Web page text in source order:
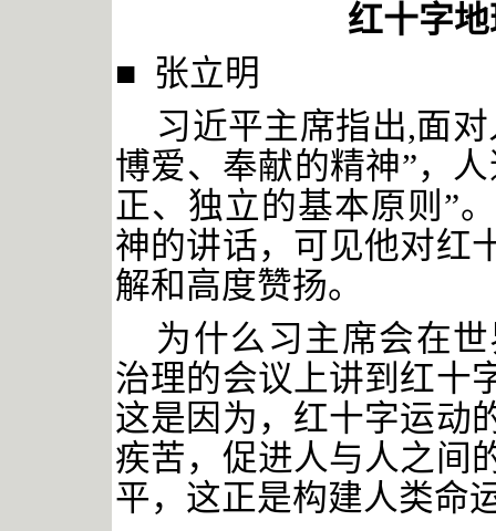
红十字
■ 张立明
习近平主席指出,面
博爱、奉献的精神”，
正、独立的基本原则”
神的讲话，可见他对红
解和高度赞扬。
为什么习主席会在
治理的会议上讲到红十
这是因为，红十字运动
疾苦，促进人与人之间
平，这正是构建人类命